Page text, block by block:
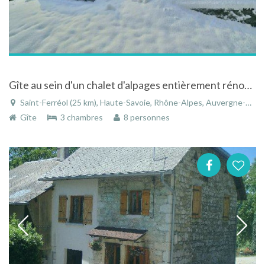
Gîte au sein d'un chalet d'alpages entièrement rénové, avec piscine et spa
Saint-Ferréol (25 km), Haute-Savoie, Rhône-Alpes, Auvergne-Rhône-Alpes, France
Gîte
3 chambres 8 personnes